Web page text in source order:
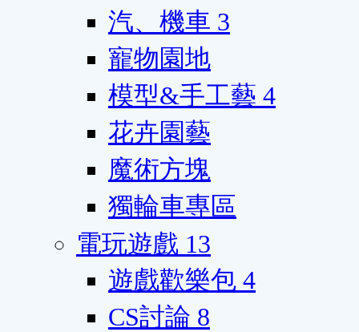
汽、機車 3
寵物園地
模型&手工藝 4
花卉園藝
魔術方塊
獨輪車專區
電玩遊戲 13
遊戲歡樂包 4
CS討論 8